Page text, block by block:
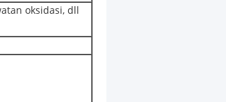
oksidasi, dll